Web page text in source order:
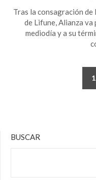
Tras la consagración
de Lifune, Alianza
mediodía y a su
1
BUSCAR